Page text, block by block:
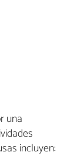
una
incluyen: